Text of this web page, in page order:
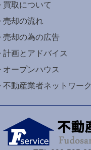
買取について
売却の流れ
売却の為の広告
計画とアドバイス
オープンハウス
不動産業者ネットワーク